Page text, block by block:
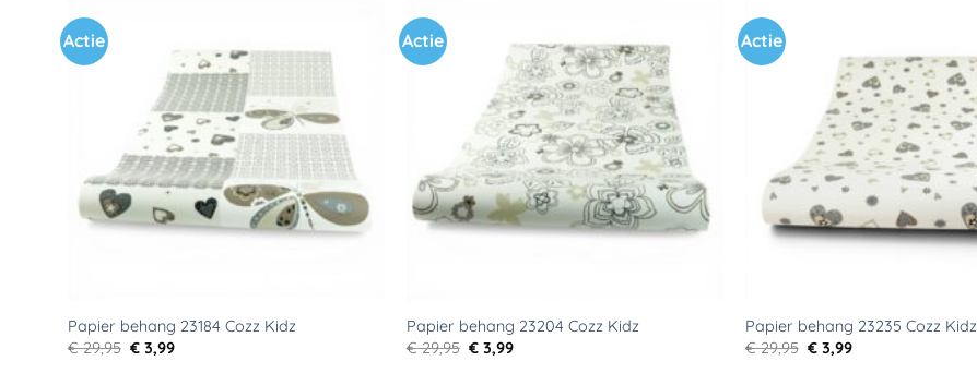
Actie
verlanglijst
Papier behang 23184 Cozz Kidz
€29,95 Oorspronkelijke
prijs
€ 3,99Huidige
Actie
Toevoegen
aan
verlanglijst
Papier behang 23204 Cozz Kidz
€29,95 Oorspronkelijke
prijs
€ 3,99Huidige
Actie
Papier behang 23235 Cozz Kidz
€29,95 Oorspronkelijke
prijs
€ 3,99Huidige